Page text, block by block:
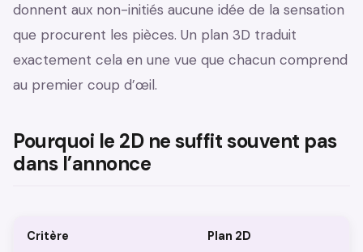
donnent aux non-initiés aucune idée de la sensation
que procurent les pièces. Un plan 3D traduit
exactement cela en une vue que chacun comprend
au premier coup d’œil.
Pourquoi le 2D ne suffit souvent pas
dans l’annonce
Critère Plan 2D